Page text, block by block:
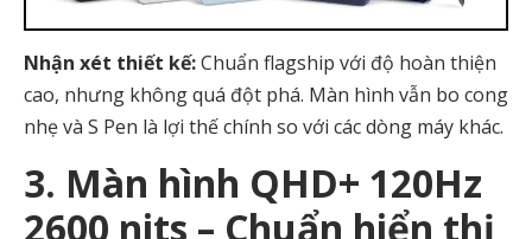
Nhận xét thiết kế:Chuẩn flagship với độ hoàn thiện
cao, nhưng không quá đột phá. Màn hình vẫn bo cong
nhẹ và S Pen là lợi thế chính so với các dòng máy khác.
3. Màn hình QHD+ 120Hz
2600 nits – Chuẩn hiển thị